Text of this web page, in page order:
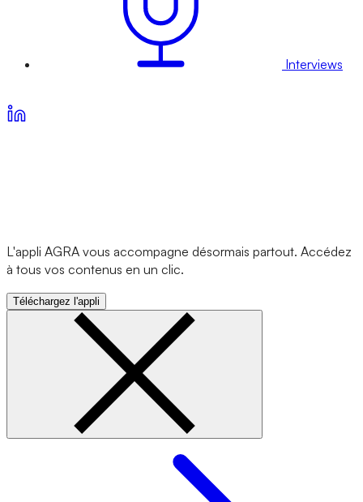
Interviews
L'appli AGRA vous accompagne désormais partout. Accédez
à tous vos contenus en un clic.
Téléchargez l'appli